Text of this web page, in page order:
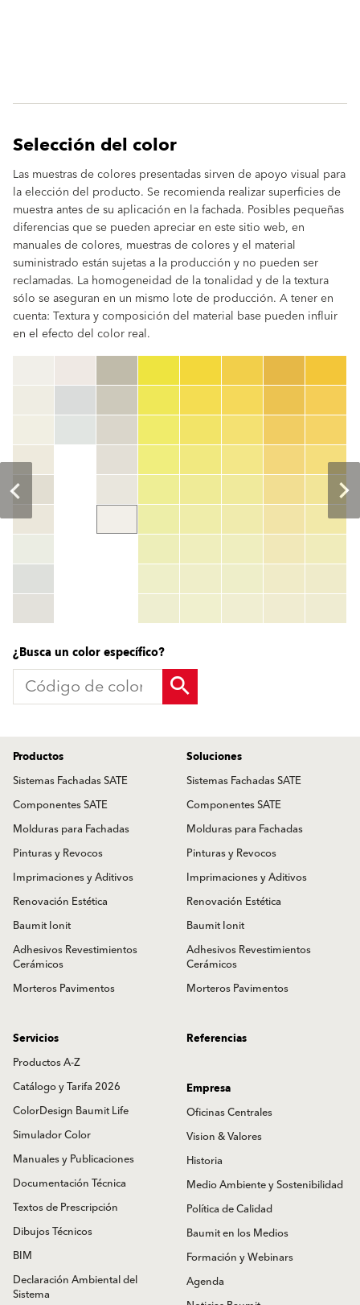
Selección del color
Las muestras de colores presentadas sirven de apoyo visual para
la elección del producto. Se recomienda realizar superficies de
muestra antes de su aplicación en la fachada. Posibles pequeñas
diferencias que se pueden apreciar en este sitio web, en
manuales de colores, muestras de colores y el material
suministrado están sujetas a la producción y no pueden ser
reclamadas. La homogeneidad de la tonalidad y de la textura
sólo se aseguran en un mismo lote de producción. A tener en
cuenta: Textura y composición del material base pueden influir
en el efecto del color real.
Código de color
color_name
HEX:hex_code
TSR:tsr_code
Más información
¿Busca un color específico?
Productos
Sistemas Fachadas SATE
Componentes SATE
Molduras para Fachadas
Pinturas y Revocos
Imprimaciones y Aditivos
Renovación Estética
Baumit Ionit
Adhesivos Revestimientos
Cerámicos
Morteros Pavimentos
Soluciones
Sistemas Fachadas SATE
Componentes SATE
Molduras para Fachadas
Pinturas y Revocos
Imprimaciones y Aditivos
Renovación Estética
Baumit Ionit
Adhesivos Revestimientos
Cerámicos
Morteros Pavimentos
Servicios
Productos A-Z
Catálogo y Tarifa 2026
ColorDesign Baumit Life
Simulador Color
Manuales y Publicaciones
Documentación Técnica
Textos de Prescripción
Dibujos Técnicos
BIM
Declaración Ambiental del
Sistema
Referencias
Empresa
Oficinas Centrales
Vision & Valores
Historia
Medio Ambiente y Sostenibilidad
Política de Calidad
Baumit en los Medios
Formación y Webinars
Agenda